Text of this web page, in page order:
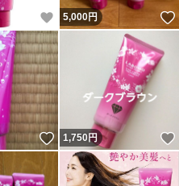
いいね！
5,000円
いいね！
1,750円